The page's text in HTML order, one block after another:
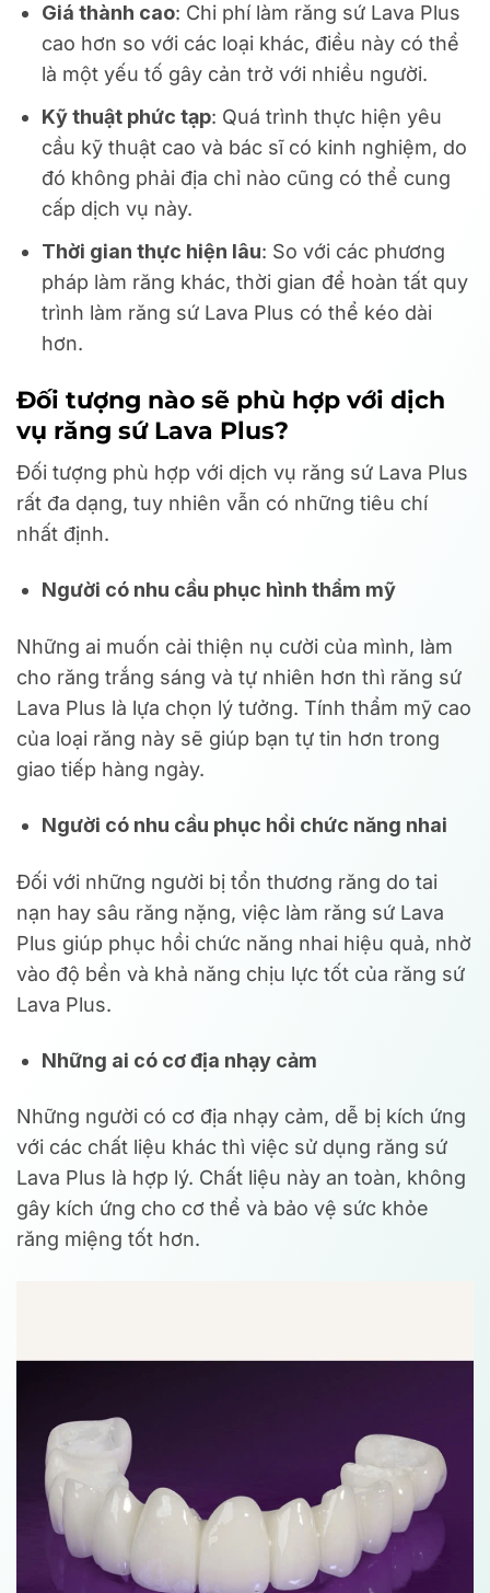
Giá thành cao: Chi phí làm răng sứ Lava Plus
cao hơn so với các loại khác, điều này có thể
là một yếu tố gây cản trở với nhiều người.
Kỹ thuật phức tạp: Quá trình thực hiện yêu
cầu kỹ thuật cao và bác sĩ có kinh nghiệm, do
đó không phải địa chỉ nào cũng có thể cung
cấp dịch vụ này.
Thời gian thực hiện lâu: So với các phương
pháp làm răng khác, thời gian để hoàn tất quy
trình làm răng sứ Lava Plus có thể kéo dài
hơn.
Đối tượng nào sẽ phù hợp với dịch
vụ răng sứ Lava Plus?
Đối tượng phù hợp với dịch vụ răng sứ Lava Plus
rất đa dạng, tuy nhiên vẫn có những tiêu chí
nhất định.
Người có nhu cầu phục hình thẩm mỹ
Những ai muốn cải thiện nụ cười của mình, làm
cho răng trắng sáng và tự nhiên hơn thì răng sứ
Lava Plus là lựa chọn lý tưởng. Tính thẩm mỹ cao
của loại răng này sẽ giúp bạn tự tin hơn trong
giao tiếp hàng ngày.
Người có nhu cầu phục hồi chức năng nhai
Đối với những người bị tổn thương răng do tai
nạn hay sâu răng nặng, việc làm răng sứ Lava
Plus giúp phục hồi chức năng nhai hiệu quả, nhờ
vào độ bền và khả năng chịu lực tốt của răng sứ
Lava Plus.
Những ai có cơ địa nhạy cảm
Những người có cơ địa nhạy cảm, dễ bị kích ứng
với các chất liệu khác thì việc sử dụng răng sứ
Lava Plus là hợp lý. Chất liệu này an toàn, không
gây kích ứng cho cơ thể và bảo vệ sức khỏe
răng miệng tốt hơn.